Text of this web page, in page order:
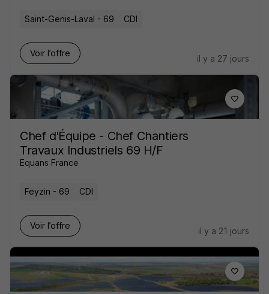
Saint-Genis-Laval - 69 CDI
Voir l’offre
il y a 27 jours
Chef d'Équipe - Chef Chantiers
Travaux Industriels 69 H/F
Equans France
Feyzin - 69 CDI
Voir l’offre
il y a 21 jours